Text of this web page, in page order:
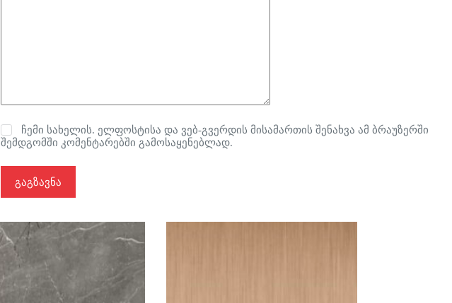
ჩემი სახელის. ელფოსტისა და ვებ-გვერდის მისამართის შენახვა ამ ბრაუზერში
შემდგომში კომენტარებში გამოსაყენებლად.
გაგზავნა